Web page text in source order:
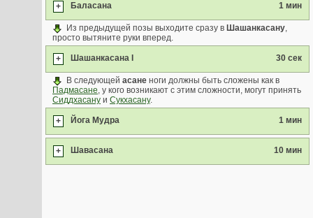
+ Баласана 1 мин
Из предыдущей позы выходите сразу в Шашанкасану,
просто вытяните руки вперед.
+ Шашанкасана I 30 сек
В следующей асане ноги должны быть сложены как в
Падмасане, у кого возникают с этим сложности, могут принять
Сиддхасану и Сукхасану.
+ Йога Мудра 1 мин
+ Шавасана 10 мин